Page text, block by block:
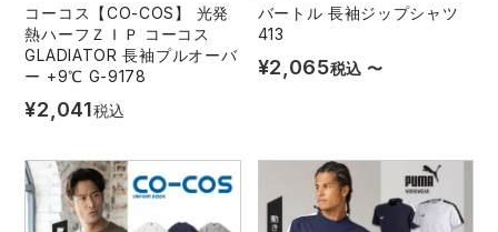
コーコス【CO-COS】 光発
熱ハーフＺＩＰ コーコス
GLADIATOR 長袖プルオーバ
ー +9℃ G-9178
¥2,041税込
バートル 長袖ジップシャツ
413
¥2,065税込 〜